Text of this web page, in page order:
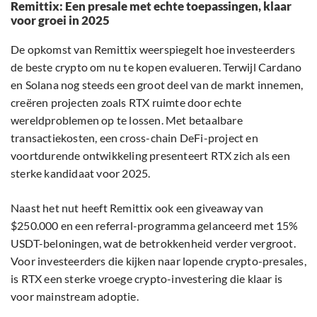
Remittix: Een presale met echte toepassingen, klaar
voor groei in 2025
De opkomst van Remittix weerspiegelt hoe investeerders
de beste crypto om nu te kopen evalueren. Terwijl Cardano
en Solana nog steeds een groot deel van de markt innemen,
creëren projecten zoals RTX ruimte door echte
wereldproblemen op te lossen. Met betaalbare
transactiekosten, een cross-chain DeFi-project en
voortdurende ontwikkeling presenteert RTX zich als een
sterke kandidaat voor 2025.
Naast het nut heeft Remittix ook een giveaway van
$250.000 en een referral-programma gelanceerd met 15%
USDT-beloningen, wat de betrokkenheid verder vergroot.
Voor investeerders die kijken naar lopende crypto-presales,
is RTX een sterke vroege crypto-investering die klaar is
voor mainstream adoptie.